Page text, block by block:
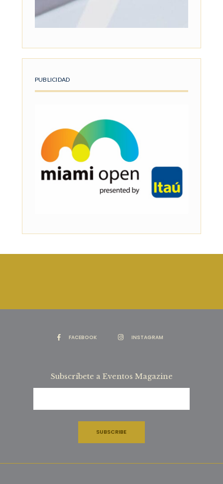
PUBLICIDAD
FACEBOOK INSTAGRAM
Subscríbete a Eventos Magazine